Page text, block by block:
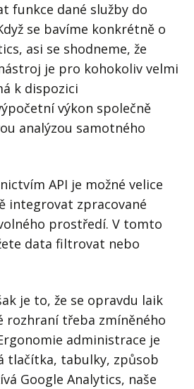
funkce dané služby do
se bavíme konkrétně o
asi se shodneme, že
je pro kohokoliv velmi
k dispozici
výkon společně
analýzou samotného
API je možné velice
integrovat zpracované
prostředí. V tomto
data filtrovat nebo
je to, že se opravdu laik
rozhraní třeba zmíněného
administrace je
tlačítka, tabulky, způsob
Google Analytics, naše